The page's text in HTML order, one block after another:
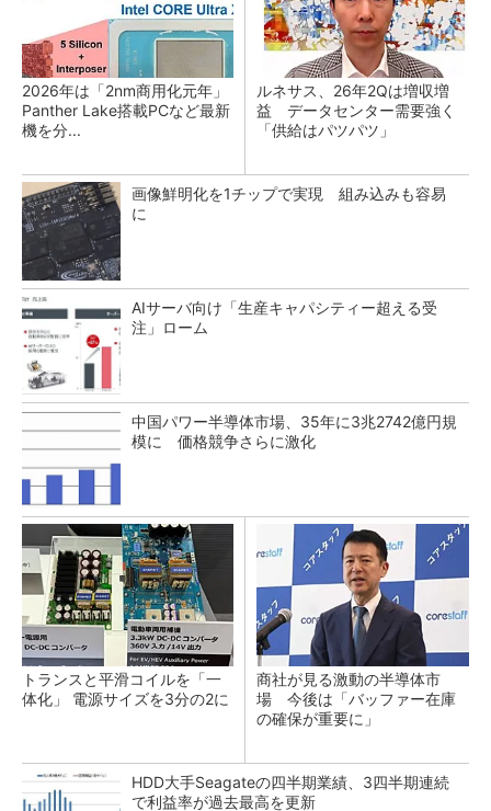
2026年は「2nm商用化元年」
Panther Lake搭載PCなど最新
機を分...
ルネサス、26年2Qは増収増
益 データセンター需要強く
「供給はパツパツ」
画像鮮明化を1チップで実現 組み込みも容易
に
AIサーバ向け「生産キャパシティー超える受
注」ローム
中国パワー半導体市場、35年に3兆2742億円規
模に 価格競争さらに激化
トランスと平滑コイルを「一
体化」 電源サイズを3分の2に
商社が見る激動の半導体市
場 今後は「バッファー在庫
の確保が重要に」
HDD大手Seagateの四半期業績、3四半期連続
で利益率が過去最高を更新